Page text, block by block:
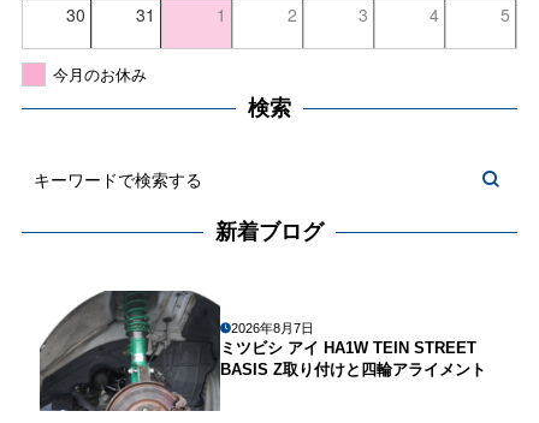
30 31 1 2 3 4 5
今月のお休み
検索
新着ブログ
2026年8月7日
ミツビシ アイ HA1W TEIN STREET
BASIS Z取り付けと四輪アライメント